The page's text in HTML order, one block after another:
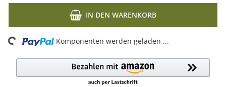
IN DEN WARENKORB
Loading... Komponenten werden geladen ...